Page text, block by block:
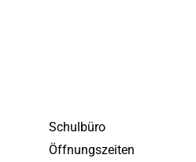
Schulbüro
Öffnungszeiten